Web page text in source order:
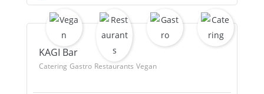
KAGI Bar
Catering Gastro Restaurants Vegan